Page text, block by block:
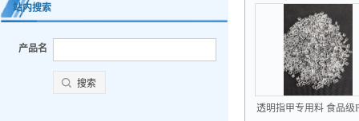
站内搜索
产品名
透明指甲专用料 食品级